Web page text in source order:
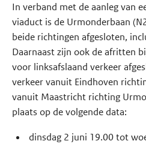
In verband met de aanleg van
viaduct is de Urmonderbaan
beide richtingen afgesloten,
Daarnaast zijn ook de afritten
voor linksafslaand verkeer
verkeer vanuit Eindhoven
vanuit Maastricht richting
plaats op de volgende data:
dinsdag 2 juni 19.00 tot